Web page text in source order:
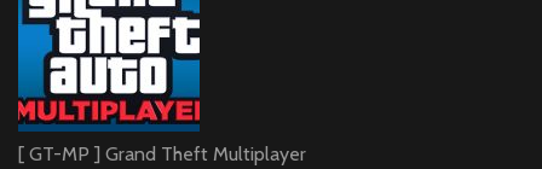
[ GT-MP ] Grand Theft Multiplayer